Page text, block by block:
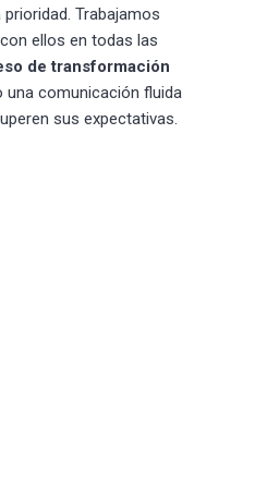
Trabajamos
ellos en todas las
de transformación
una comunicación fluida
sus expectativas.